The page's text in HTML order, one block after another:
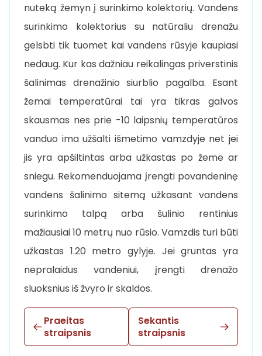
nuteką žemyn į surinkimo kolektorių. Vandens
surinkimo kolektorius su natūraliu drenažu
gelsbti tik tuomet kai vandens rūsyje kaupiasi
nedaug. Kur kas dažniau reikalingas priverstinis
šalinimas drenažinio siurblio pagalba. Esant
žemai temperatūrai tai yra tikras galvos
skausmas nes prie -10 laipsnių temperatūros
vanduo ima užšalti išmetimo vamzdyje net jei
jis yra apšiltintas arba užkastas po žeme ar
sniegu. Rekomenduojama įrengti povandeninę
vandens šalinimo sitemą užkasant vandens
surinkimo talpą arba šulinio rentinius
mažiausiai 10 metrų nuo rūsio. Vamzdis turi būti
užkastas 1.20 metro gylyje. Jei gruntas yra
nepralaidus vandeniui, įrengti drenažo
sluoksnius iš žvyro ir skaldos.
Praeitas
straipsnis
Sekantis
straipsnis